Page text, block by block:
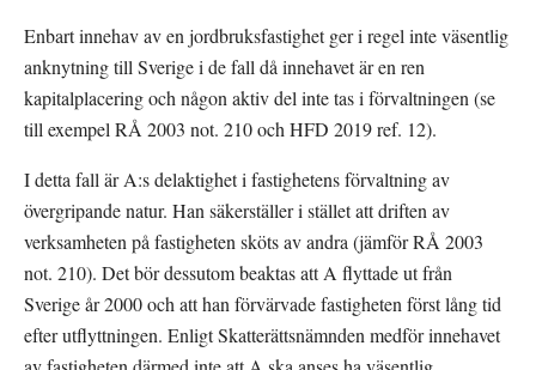
Enbart innehav av en jordbruksfastighet ger i regel inte väsentlig
anknytning till Sverige i de fall då innehavet är en ren
kapitalplacering och någon aktiv del inte tas i förvaltningen (se
till exempel RÅ 2003 not. 210 och HFD 2019 ref. 12).
I detta fall är A:s delaktighet i fastighetens förvaltning av
övergripande natur. Han säkerställer i stället att driften av
verksamheten på fastigheten sköts av andra (jämför RÅ 2003
not. 210). Det bör dessutom beaktas att A flyttade ut från
Sverige år 2000 och att han förvärvade fastigheten först lång tid
efter utflyttningen. Enligt Skatterättsnämnden medför innehavet